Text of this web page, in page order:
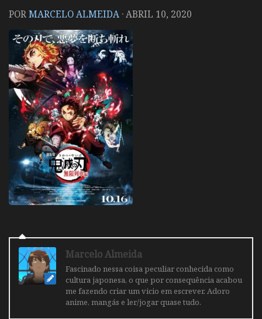
PORMARCELO ALMEIDA ·ABRIL 10, 2020
Marcelo Almeida
Fascinado nessa coisa peculiar conhecida como
cultura japonesa, o que por consequência acabou
me fazendo criar um vicio em escrever. Adoro
anime, mangás e ler/jogar quase tudo.